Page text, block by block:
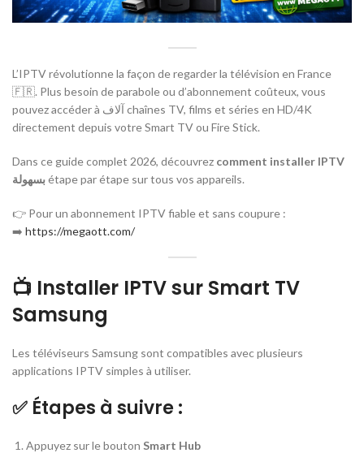
L’IPTV révolutionne la façon de regarder la télévision en France
🇫🇷. Plus besoin de parabole ou d’abonnement coûteux, vous
pouvez accéder à آلاف chaînes TV, films et séries en HD/4K
directement depuis votre Smart TV ou Fire Stick.
Dans ce guide complet 2026, découvrez comment installer IPTV
بسهولةétape par étape sur tous vos appareils.
👉 Pour un abonnement IPTV fiable et sans coupure :
➡️ https://megaott.com/
📺 Installer IPTV sur Smart TV
Samsung
Les téléviseurs Samsung sont compatibles avec plusieurs
applications IPTV simples à utiliser.
✅ Étapes à suivre :
Appuyez sur le bouton Smart Hub